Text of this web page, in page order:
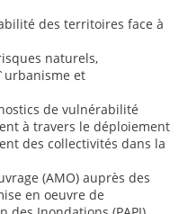
des territoires face à
naturels,
et
de vulnérabilité
à travers le déploiement
des collectivités dans la
(AMO) auprès des
en oeuvre de